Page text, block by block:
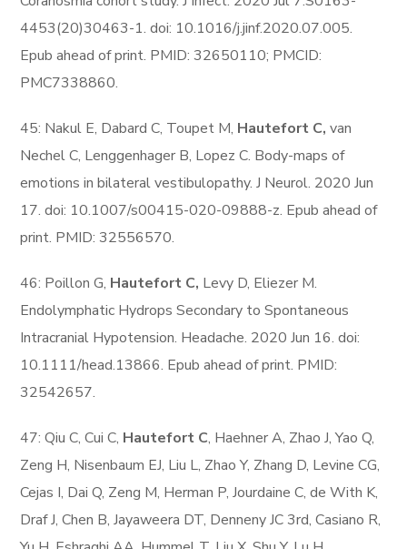
4453(20)30463-1. doi: 10.1016/j.jinf.2020.07.005.
Epub ahead of print. PMID: 32650110; PMCID:
PMC7338860.
45: Nakul E, Dabard C, Toupet M, Hautefort C, van
Nechel C, Lenggenhager B, Lopez C. Body-maps of
emotions in bilateral vestibulopathy. J Neurol. 2020 Jun
17. doi: 10.1007/s00415-020-09888-z. Epub ahead of
print. PMID: 32556570.
46: Poillon G, Hautefort C, Levy D, Eliezer M.
Endolymphatic Hydrops Secondary to Spontaneous
Intracranial Hypotension. Headache. 2020 Jun 16. doi:
10.1111/head.13866. Epub ahead of print. PMID:
32542657.
47: Qiu C, Cui C, Hautefort C, Haehner A, Zhao J, Yao Q,
Zeng H, Nisenbaum EJ, Liu L, Zhao Y, Zhang D, Levine CG,
Cejas I, Dai Q, Zeng M, Herman P, Jourdaine C, de With K,
Draf J, Chen B, Jayaweera DT, Denneny JC 3rd, Casiano R,